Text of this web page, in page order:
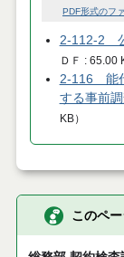
PDF形式のフ
2-112-2
ＤＦ
65.00
2-116 能
する事前
KB）
このペ